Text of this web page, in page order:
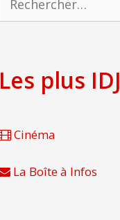
Les plus IDJ
Cinéma
La Boîte à Infos